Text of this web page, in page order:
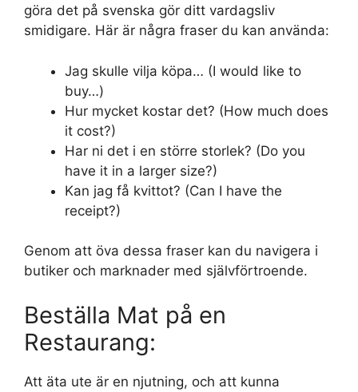
göra det på svenska gör ditt vardagsliv
smidigare. Här är några fraser du kan använda:
Jag skulle vilja köpa… (I would like to
buy…)
Hur mycket kostar det? (How much does
it cost?)
Har ni det i en större storlek? (Do you
have it in a larger size?)
Kan jag få kvittot? (Can I have the
receipt?)
Genom att öva dessa fraser kan du navigera i
butiker och marknader med självförtroende.
Beställa Mat på en
Restaurang:
Att äta ute är en njutning, och att kunna